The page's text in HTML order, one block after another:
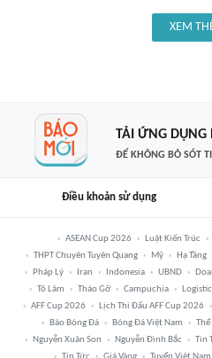
XEM
TẢI ỨNG DỤNG
ĐỂ KHÔNG BỎ SÓT
Điều khoản sử dụng
ASEAN Cup 2026 Luật Kiến Trúc
THPT Chuyên Tuyên Quang
Mỹ Hạ Tầng
Pháp Lý
Iran Indonesia UBND
Tô Lâm
Tháo Gỡ Campuchia Logistic
AFF Cup 2026
Lịch Thi Đấu AFF Cup 2026
Báo Bóng Đá
Bóng Đá Việt Nam Thể
Nguyễn Xuân Son
Nguyễn Đình Bắc Tin